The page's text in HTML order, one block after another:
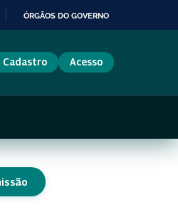
ÓRGÃOS DO GOVERNO
Cadastro Acesso